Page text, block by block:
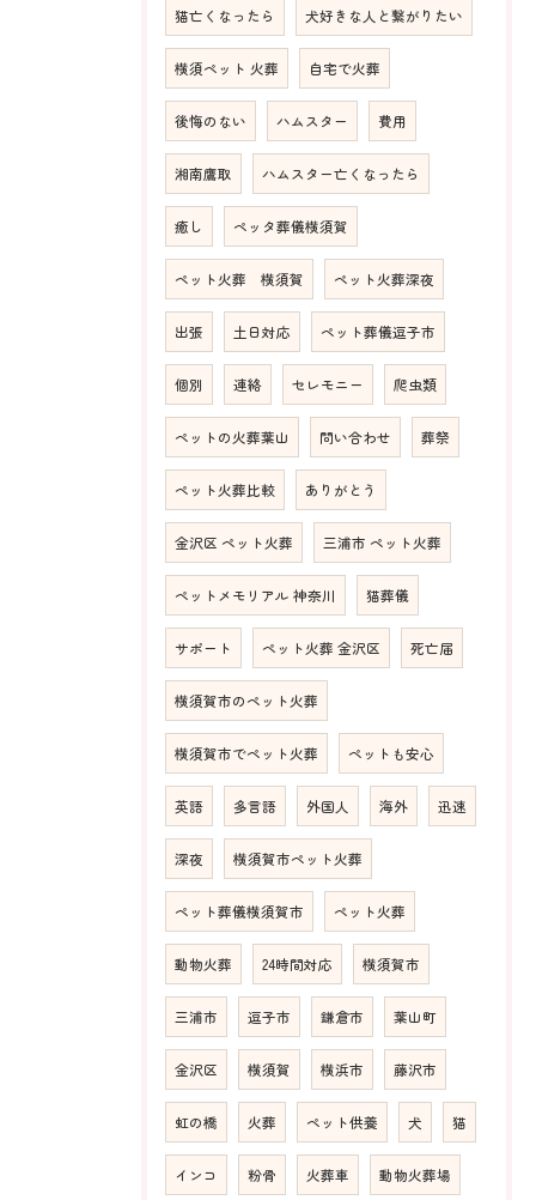
猫亡くなったら 犬好きな人と繋がりたい
横須ペット 火葬 自宅で火葬
後悔のない ハムスター 費用
湘南鷹取 ハムスター亡くなったら
癒し ペッタ葬儀横須賀
ペット火葬 横須賀 ペット火葬深夜
出張 土日対応 ペット葬儀逗子市
個別 連絡 セレモニー 爬虫類
ペットの火葬葉山 問い合わせ 葬祭
ペット火葬比較 ありがとう
金沢区 ペット火葬 三浦市 ペット火葬
ペットメモリアル 神奈川 猫葬儀
サポート ペット火葬 金沢区 死亡届
横須賀市のペット火葬
横須賀市でペット火葬 ペットも安心
英語 多言語 外国人 海外 迅速
深夜 横須賀市ペット火葬
ペット葬儀横須賀市 ペット火葬
動物火葬 24時間対応 横須賀市
三浦市 逗子市 鎌倉市 葉山町
金沢区 横須賀 横浜市 藤沢市
虹の橋 火葬 ペット供養 犬 猫
インコ 粉骨 火葬車 動物火葬場